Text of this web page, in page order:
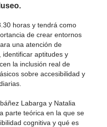
horas y tendrá como
de crear entornos
una atención de
identificar aptitudes y
la inclusión real de
sobre accesibilidad y
Labarga y Natalia
parte teórica en la que se
cognitiva y qué es